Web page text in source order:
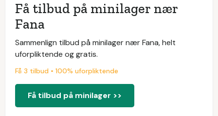
Få tilbud på minilager nær
Fana
Sammenlign tilbud på minilager nær Fana, helt
uforpliktende og gratis.
Få 3 tilbud • 100% uforpliktende
Få tilbud på minilager >>